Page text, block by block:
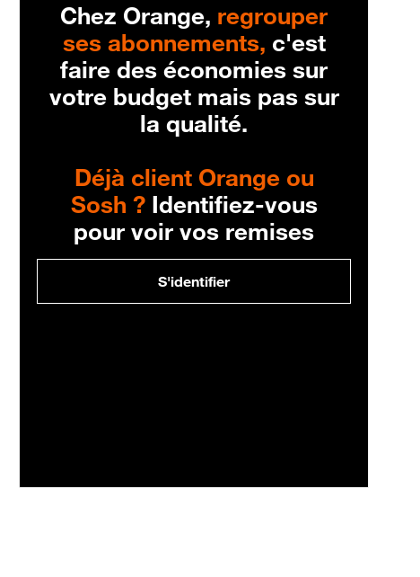
Chez Orange, regrouper
ses abonnements, c'est
faire des économies sur
votre budget mais pas sur
la qualité.
Déjà client Orange ou
Sosh ?Identifiez-vous
pour voir vos remises
S'identifier